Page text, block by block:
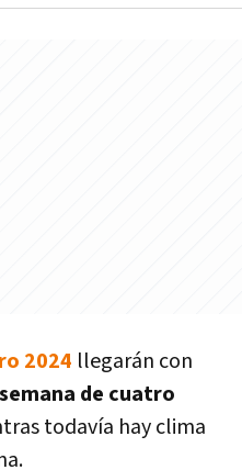
2024 llegarán con
de cuatro
todavía hay clima